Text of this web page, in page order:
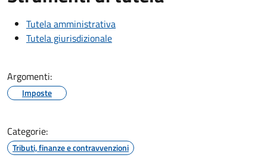
Tutela amministrativa
Tutela giurisdizionale
Argomenti:
Imposte
Categorie:
Tributi, finanze e contravvenzioni